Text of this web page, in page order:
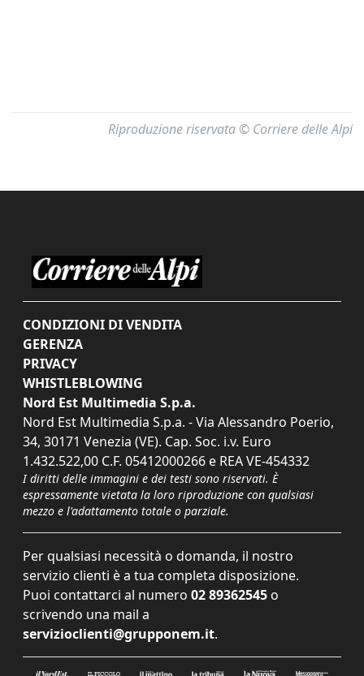
Riproduzione riservata © Corriere delle Alpi
CONDIZIONI DI VENDITA
GERENZA
PRIVACY
WHISTLEBLOWING
Nord Est Multimedia S.p.a.
Nord Est Multimedia S.p.a. - Via Alessandro Poerio,
34, 30171 Venezia (VE). Cap. Soc. i.v. Euro
1.432.522,00 C.F. 05412000266 e REA VE-454332
I diritti delle immagini e dei testi sono riservati. È
espressamente vietata la loro riproduzione con qualsiasi
mezzo e l'adattamento totale o parziale.
Per qualsiasi necessità o domanda, il nostro
servizio clienti è a tua completa disposizione.
Puoi contattarci al numero 02 89362545 o
scrivendo una mail a
servizioclienti@grupponem.it.